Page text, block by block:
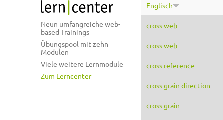
Neun umfangreiche web-
based Trainings
Übungspool mit zehn
Modulen
Viele weitere Lernmodule
Zum Lerncenter
Englisch
cross web
cross web
cross reference
cross grain direction
cross grain